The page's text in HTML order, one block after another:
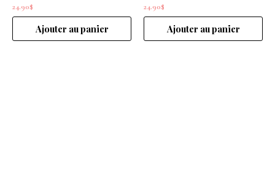
24.90$
Ajouter au panier
24.90$
Ajouter au panier